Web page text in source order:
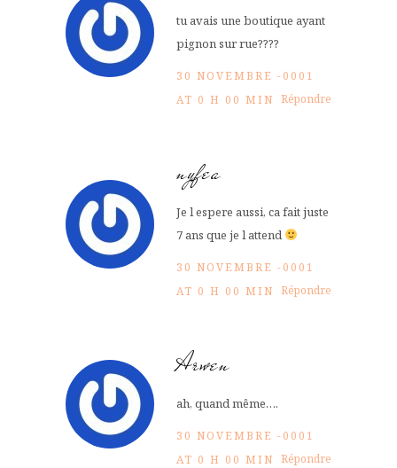
tu avais une boutique ayant
pignon sur rue????
30 NOVEMBRE -0001
AT 0 H 00 MIN Répondre
nyfea
Je l espere aussi, ca fait juste
7 ans que je l attend
30 NOVEMBRE -0001
AT 0 H 00 MIN Répondre
Arwen
ah, quand même….
30 NOVEMBRE -0001
AT 0 H 00 MIN Répondre